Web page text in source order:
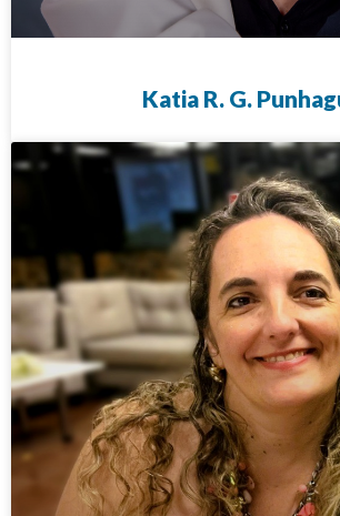
Katia R. G.